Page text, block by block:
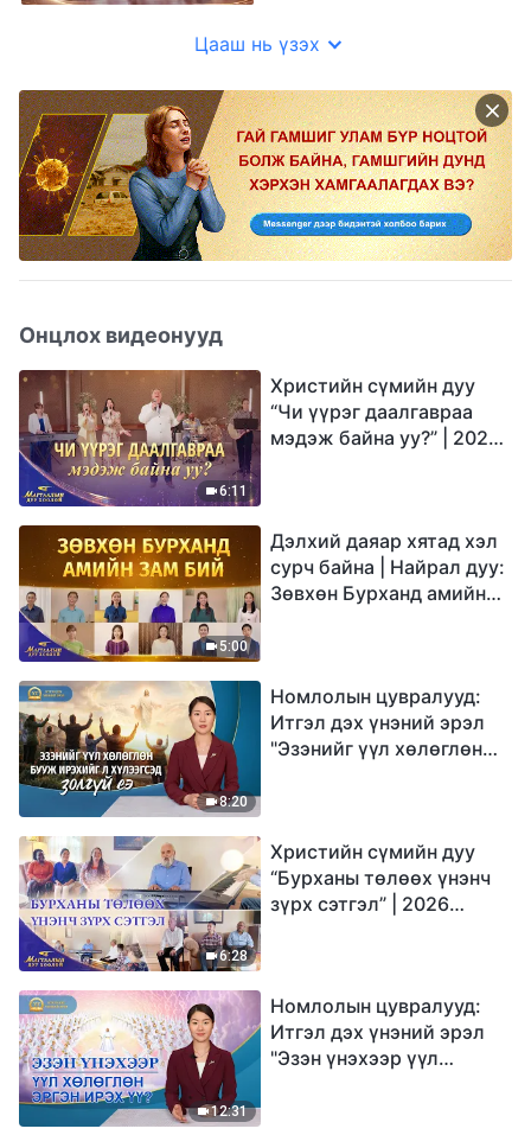
Цааш нь үзэх
Онцлох видеонууд
6:11
Христийн сүмийн дуу
“Чи үүрэг даалгавраа
мэдэж байна уу?” | 2026
5:00
Дэлхий даяар хятад хэл
сурч байна | Найрал дуу:
Зөвхөн Бурханд амийн
8:20
Номлолын цувралууд:
Итгэл дэх үнэний эрэл
"Эзэнийг үүл хөлөглөн
6:28
Христийн сүмийн дуу
“Бурханы төлөөх үнэнч
зүрх сэтгэл” | 2026
12:31
Номлолын цувралууд:
Итгэл дэх үнэний эрэл
"Эзэн үнэхээр үүл